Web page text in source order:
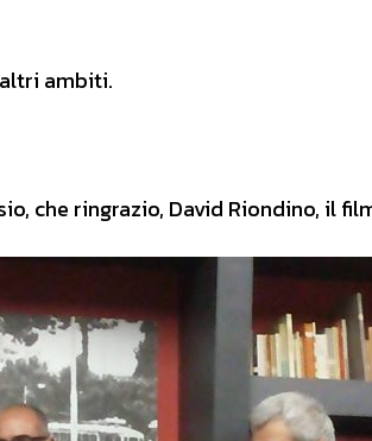
ambiti.
che ringrazio, David Riondino, il